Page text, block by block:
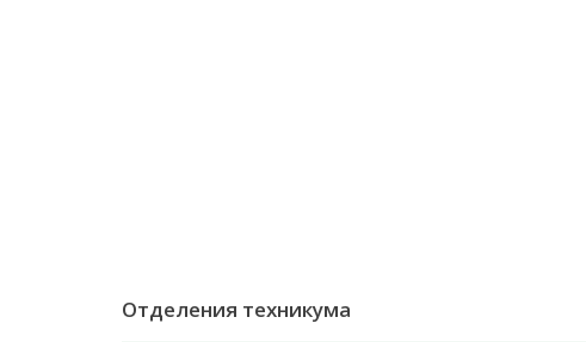
Отделения техникума